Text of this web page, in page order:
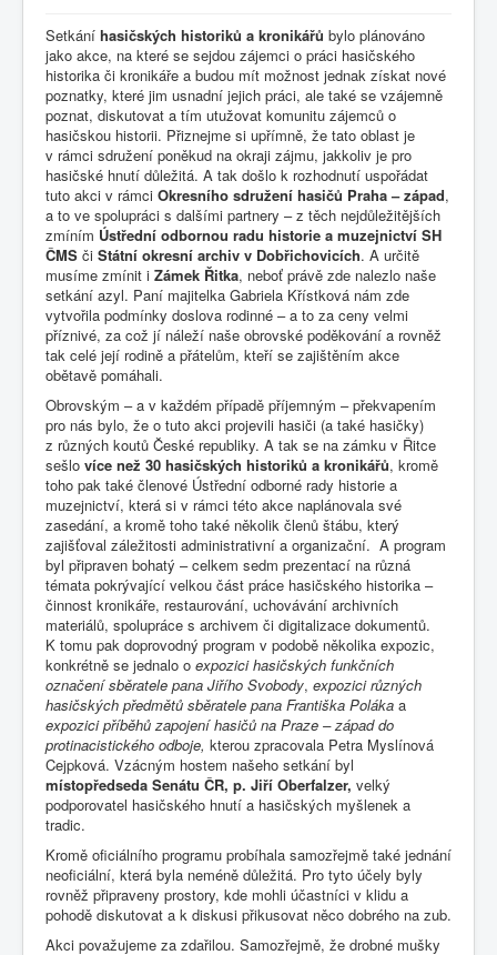
Setkání hasičských historiků a kronikářů bylo plánováno
jako akce, na které se sejdou zájemci o práci hasičského
historika či kronikáře a budou mít možnost jednak získat nové
poznatky, které jim usnadní jejich práci, ale také se vzájemně
poznat, diskutovat a tím utužovat komunitu zájemců o
hasičskou historii. Přiznejme si upřímně, že tato oblast je
v rámci sdružení poněkud na okraji zájmu, jakkoliv je pro
hasičské hnutí důležitá. A tak došlo k rozhodnutí uspořádat
tuto akci v rámci Okresního sdružení hasičů Praha – západ,
a to ve spolupráci s dalšími partnery – z těch nejdůležitějších
zmíním Ústřední odbornou radu historie a muzejnictví SH
ČMS či Státní okresní archiv v Dobřichovicích. A určitě
musíme zmínit i Zámek Řitka, neboť právě zde nalezlo naše
setkání azyl. Paní majitelka Gabriela Křístková nám zde
vytvořila podmínky doslova rodinné – a to za ceny velmi
příznivé, za což jí náleží naše obrovské poděkování a rovněž
tak celé její rodině a přátelům, kteří se zajištěním akce
obětavě pomáhali.
Obrovským – a v každém případě příjemným – překvapením
pro nás bylo, že o tuto akci projevili hasiči (a také hasičky)
z různých koutů České republiky. A tak se na zámku v Řitce
sešlo více než 30 hasičských historiků a kronikářů, kromě
toho pak také členové Ústřední odborné rady historie a
muzejnictví, která si v rámci této akce naplánovala své
zasedání, a kromě toho také několik členů štábu, který
zajišťoval záležitosti administrativní a organizační. A program
byl připraven bohatý – celkem sedm prezentací na různá
témata pokrývající velkou část práce hasičského historika –
činnost kronikáře, restaurování, uchovávání archivních
materiálů, spolupráce s archivem či digitalizace dokumentů.
K tomu pak doprovodný program v podobě několika expozic,
konkrétně se jednalo o expozici hasičských funkčních
označení sběratele pana Jiřího Svobody, expozici různých
hasičských předmětů sběratele pana Františka Poláka a
expozici příběhů zapojení hasičů na Praze – západ do
protinacistického odboje, kterou zpracovala Petra Myslínová
Cejpková. Vzácným hostem našeho setkání byl
místopředseda Senátu ČR, p. Jiří Oberfalzer, velký
podporovatel hasičského hnutí a hasičských myšlenek a
tradic.
Kromě oficiálního programu probíhala samozřejmě také jednání
neoficiální, která byla neméně důležitá. Pro tyto účely byly
rovněž připraveny prostory, kde mohli účastníci v klidu a
pohodě diskutovat a k diskusi přikusovat něco dobrého na zub.
Akci považujeme za zdařilou. Samozřejmě, že drobné mušky